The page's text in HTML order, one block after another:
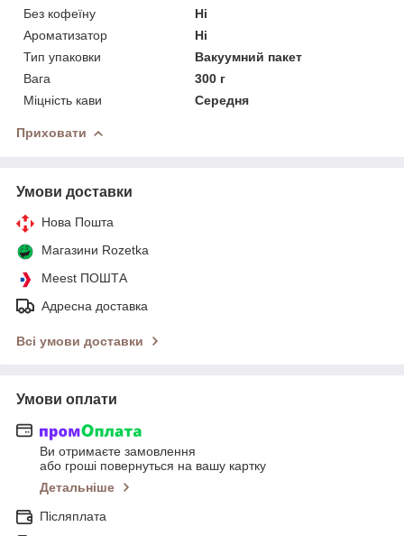
Без кофеїну
Ні
Ароматизатор
Ні
Тип упаковки
Вакуумний пакет
Вага
300 г
Міцність кави
Середня
Приховати
Умови доставки
Нова Пошта
Магазини Rozetka
Meest ПОШТА
Адресна доставка
Всі умови доставки
Умови оплати
Ви отримаєте замовлення
або гроші повернуться на вашу картку
Детальніше
Післяплата